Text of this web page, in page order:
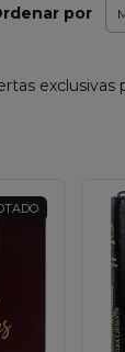
por
exclusivas